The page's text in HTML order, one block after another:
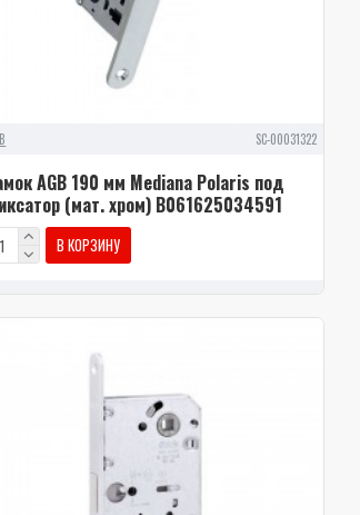
SC-00031322
AGB 190 мм Mediana Polaris под
(мат. хром) В061625034591
В КОРЗИНУ